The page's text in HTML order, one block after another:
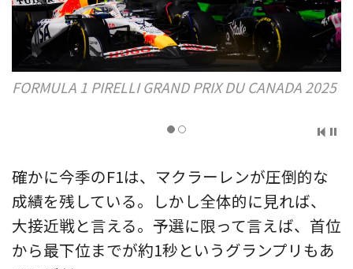
FORMULA 1 PIRELLI GRAND PRIX DU CANADA 2025
確かに今季のF1は、マクラーレンが圧倒的な
成績を残している。しかし全体的に見れば、
大接近戦と言える。予選に限って言えば、首位
から最下位までが約1秒というグランプリもあ